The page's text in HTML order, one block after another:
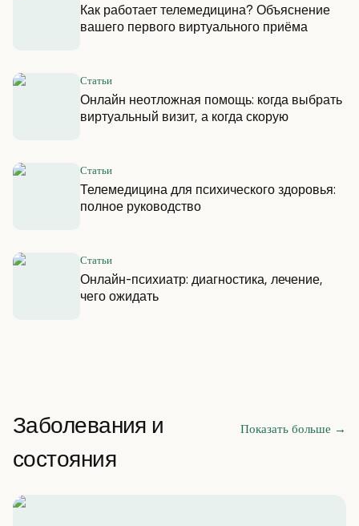
Как работает телемедицина? Объяснение
вашего первого виртуального приёма
Статьи
Онлайн неотложная помощь: когда выбрать
виртуальный визит, а когда скорую
Статьи
Телемедицина для психического здоровья:
полное руководство
Статьи
Онлайн-психиатр: диагностика, лечение,
чего ожидать
Заболевания и
состояния
Показать больше →